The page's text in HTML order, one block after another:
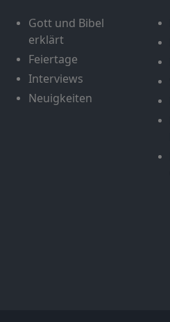
Gott und Bibel
erklärt
Feiertage
Interviews
Neuigkeiten